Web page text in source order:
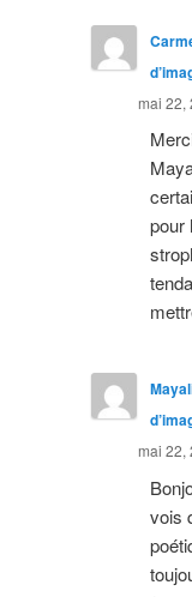
mai 22,
pour
mai 22,
vois